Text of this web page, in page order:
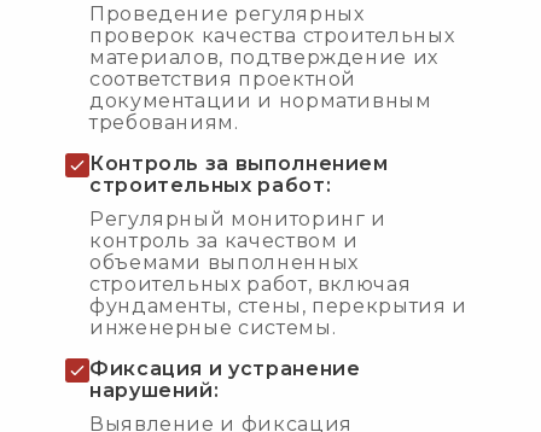
Проведение регулярных
проверок качества строительных
материалов, подтверждение их
соответствия проектной
документации и нормативным
требованиям.
Контроль за выполнением
строительных работ:
Регулярный мониторинг и
контроль за качеством и
объемами выполненных
строительных работ, включая
фундаменты, стены, перекрытия и
инженерные системы.
Фиксация и устранение
нарушений:
Выявление и фиксация